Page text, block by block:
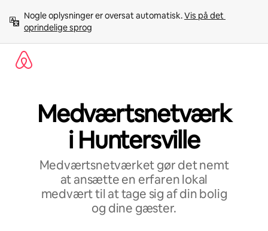
videre
indhold
Nogle oplysninger er oversat automatisk. Vis på det
oprindelige sprog
Medværtsnetværk
i Huntersville
Medværtsnetværket gør det nemt
at ansætte en erfaren lokal
medvært til at tage sig af din bolig
og dine gæster.